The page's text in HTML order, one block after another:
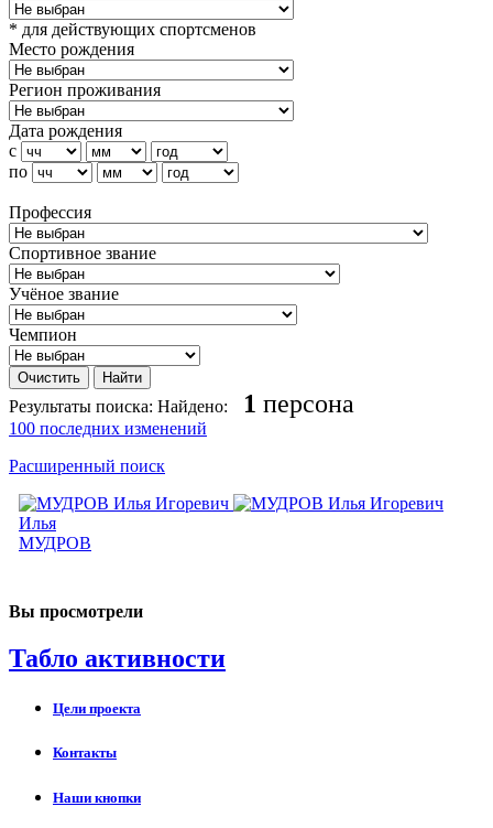
* для действующих спортсменов
Место рождения
Регион проживания
Дата рождения
с
по
Профессия
Спортивное звание
Учёное звание
Чемпион
Результаты поиска: Найдено: 1 персона
100 последних изменений
Расширенный поиск
Илья
МУДРОВ
Вы просмотрели
Табло активности
Цели проекта
Контакты
Наши кнопки